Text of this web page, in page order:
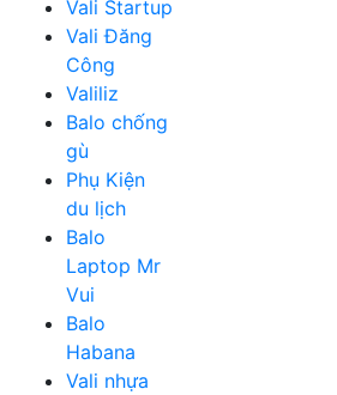
Vali Startup
Vali Đăng
Công
Valiliz
Balo chống
gù
Phụ Kiện
du lịch
Balo
Laptop Mr
Vui
Balo
Habana
Vali nhựa